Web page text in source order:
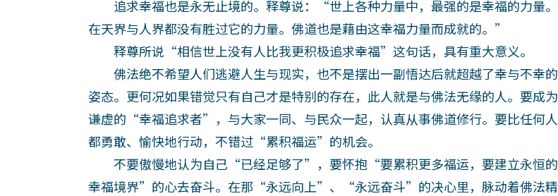
追求幸福也是永无止境的。释尊说：“世上各种力量中，最强的是幸福的力量。
在天界与人界都没有胜过它的力量。佛道也是藉由这幸福力量而成就的。”
释尊所说“相信世上没有人比我更积极追求幸福”这句话，具有重大意义。
佛法绝不希望人们逃避人生与现实，也不是摆出一副悟达后就超越了幸与不幸的
姿态。更何况如果错觉只有自己才是特别的存在，此人就是与佛法无缘的人。要成为
谦虚的“幸福追求者”，与大家一同、与民众一起，认真从事佛道修行。要比任何人
都勇敢、愉快地行动，不错过“累积福运”的机会。
不要傲慢地认为自己“已经足够了”，要怀抱“要累积更多福运，要建立永恒的
幸福境界”的心去奋斗。在那“永远向上”、“永远奋斗”的决心里，脉动着佛法精